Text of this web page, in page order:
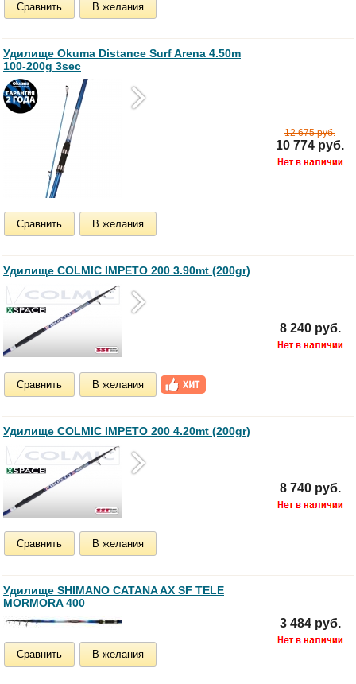
Сравнить В желания
Удилище Okuma Distance Surf Arena 4.50m
100-200g 3sec
Сравнить В желания
12 675 руб.
10 774 руб.
Удилище COLMIC IMPETO 200 3.90mt (200gr)
Сравнить В желания
8 240 руб.
Удилище COLMIC IMPETO 200 4.20mt (200gr)
Сравнить В желания
8 740 руб.
Удилище SHIMANO CATANA AX SF TELE
MORMORA 400
Сравнить В желания
3 484 руб.